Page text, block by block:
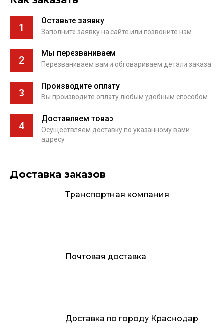
1
Оставьте заявку
Заполните заявку на сайте или позвоните нам
2
Мы перезваниваем
Перезваниваем вам и обговариваем детали заказа
3
Производите оплату
Вы производите оплату любым удобным способом
4
Доставляем товар
Осуществляем доставку по указанному вами
адресу
Доставка заказов
Транспортная компания
Почтовая доставка
Доставка по городу Краснодар